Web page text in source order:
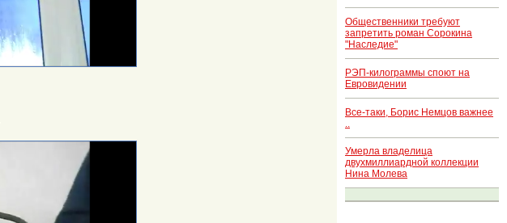
Общественники требуют
запретить роман Сорокина
"Наследие"
РЭП-килограммы споют на
Евровидении
Все-таки, Борис Немцов важнее
Умерла владелица
двухмиллиардной коллекции
Нина Молева